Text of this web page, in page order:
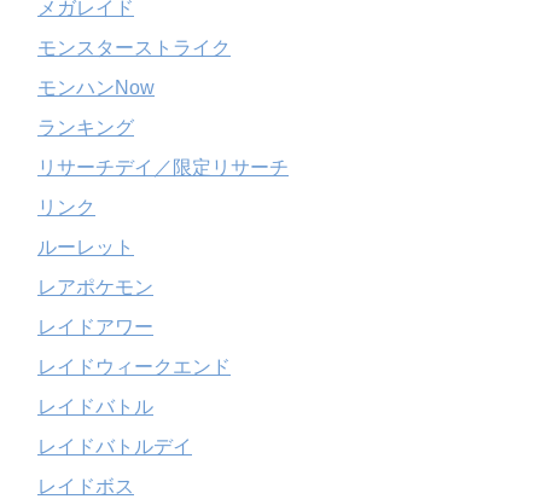
メガレイド
モンスターストライク
モンハンNow
ランキング
リサーチデイ／限定リサーチ
リンク
ルーレット
レアポケモン
レイドアワー
レイドウィークエンド
レイドバトル
レイドバトルデイ
レイドボス